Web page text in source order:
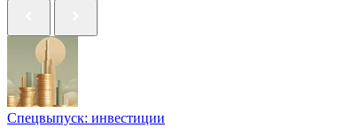
Спецвыпуск: инвестиции